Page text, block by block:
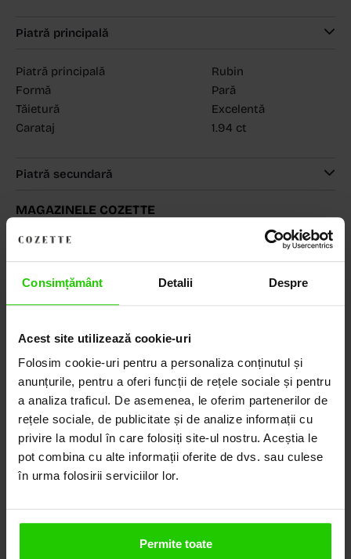
Consimțământ Detalii Despre
Acest site utilizează cookie-uri
Folosim cookie-uri pentru a personaliza conținutul și
anunțurile, pentru a oferi funcții de rețele sociale și pentru
a analiza traficul. De asemenea, le oferim partenerilor de
rețele sociale, de publicitate și de analize informații cu
privire la modul în care folosiți site-ul nostru. Aceștia le
pot combina cu alte informații oferite de dvs. sau culese
în urma folosirii serviciilor lor.
Permite toate
Piatră principală
Piatră principală
Rubin
Formă
Pară
Tăietură
Excelentă
Carataj
1.94 ct
Piatră secundară
MAGAZINELE COZETTE
COZETTE - Sediu central
Descoperă Lumea COZETTE,
LOCUL UNDE STILUL
DEVINE ARTĂ!
COZETTE este destinația ta de top pentru bijuterii
elegante și rafinate, create cu măiestrie și pasiune.
Ne mândrim cu o vastă experiență în realizarea celor
mai sofisticate bijuterii din aur, argint și pietre
Descoperă avantajele de a cumpăra!